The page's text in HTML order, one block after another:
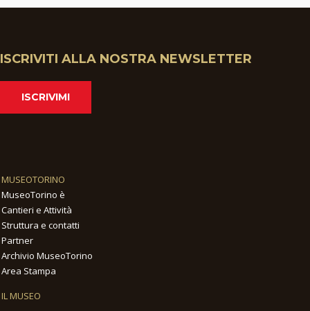
ISCRIVITI ALLA NOSTRA NEWSLETTER
ISCRIVIMI
MUSEOTORINO
MuseoTorino è
Cantieri e Attività
Struttura e contatti
Partner
Archivio MuseoTorino
Area Stampa
IL MUSEO